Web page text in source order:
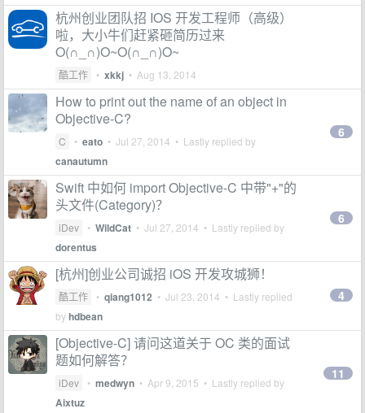
杭州创业团队招 IOS 开发工程师（高级）
啦，大小牛们赶紧砸简历过来
O(∩_∩)O~O(∩_∩)O~
酷工作 • xkkj • Aug 13, 2014
How to print out the name of an object in
Objective-C?
C • eato • Jul 27, 2014 • Lastly replied by
canautumn
6
Swift 中如何 import Objective-C 中带"+"的
头文件(Category)？
iDev • WildCat • Jul 27, 2014 • Lastly replied by
dorentus
6
[杭州]创业公司诚招 iOS 开发攻城狮！
酷工作 • qiang1012 • Jul 23, 2014 • Lastly replied
byhdbean
4
[Objective-C] 请问这道关于 OC 类的面试
题如何解答？
iDev • medwyn • Apr 9, 2015 • Lastly replied by
Aixtuz
11